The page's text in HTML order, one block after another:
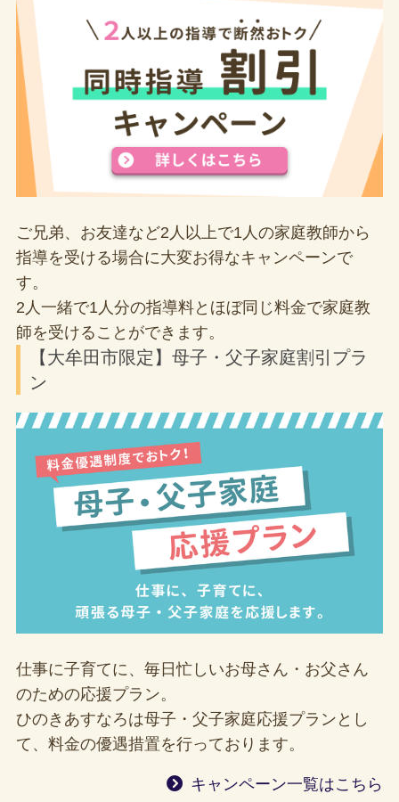
ご兄弟、お友達など2人以上で1人の家庭教師から
指導を受ける場合に大変お得なキャンペーンで
す。
2人一緒で1人分の指導料とほぼ同じ料金で家庭教
師を受けることができます。
【大牟田市限定】母子・父子家庭割引プラ
ン
仕事に子育てに、毎日忙しいお母さん・お父さん
のための応援プラン。
ひのきあすなろは母子・父子家庭応援プランとし
て、料金の優遇措置を行っております。
キャンペーン一覧はこちら